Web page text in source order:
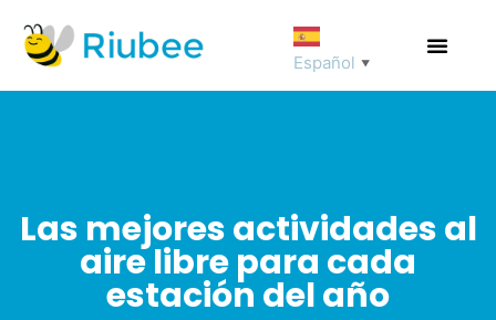
Español ▼
Las mejores actividades al
aire libre para cada
estación del año